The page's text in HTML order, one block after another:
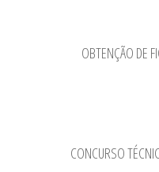
OBTENÇÃO DE
CONCURSO